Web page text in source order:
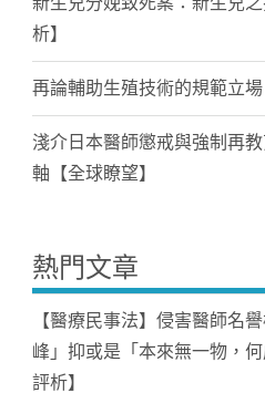
析】
再論輔助生殖技術的規範立場
淺介日本醫師懲戒與強制再
軸【全球瞭望】
熱門文章
【醫療民事法】侵害醫師名
峰」抑或是「本來無一物，
評析】